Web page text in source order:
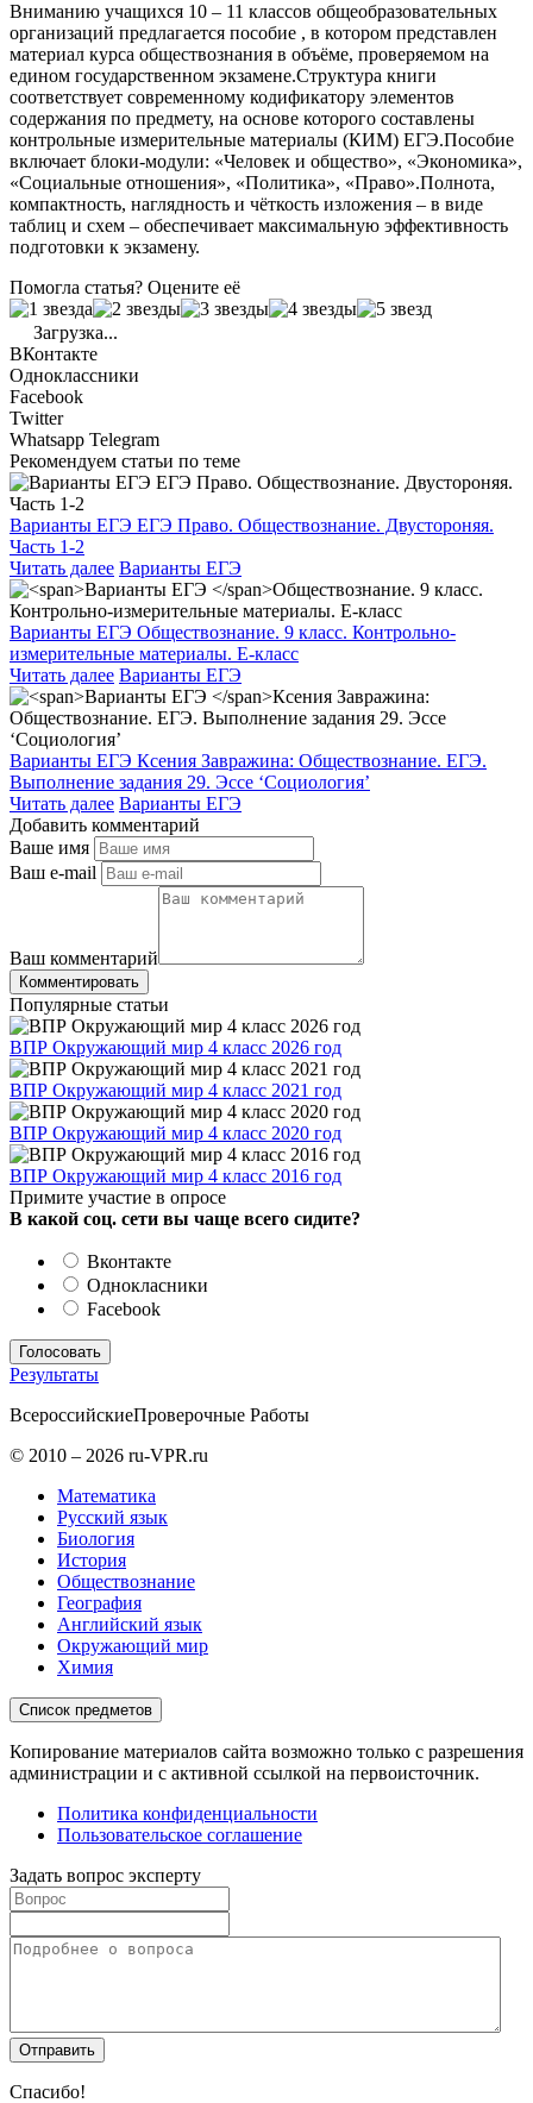
Вниманию учащихся 10 – 11 классов общеобразовательных
организаций предлагается пособие , в котором представлен
материал курса обществознания в объёме, проверяемом на
едином государственном экзамене.Структура книги
соответствует современному кодификатору элементов
содержания по предмету, на основе которого составлены
контрольные измерительные материалы (КИМ) ЕГЭ.Пособие
включает блоки-модули: «Человек и общество», «Экономика»,
«Социальные отношения», «Политика», «Право».Полнота,
компактность, наглядность и чёткость изложения – в виде
таблиц и схем – обеспечивает максимальную эффективность
подготовки к экзамену.
Помогла статья? Оцените её
Загрузка...
ВКонтакте
Одноклассники
Facebook
Twitter
Whatsapp Telegram
Рекомендуем статьи по теме
Варианты ЕГЭ ЕГЭ Право. Обществознание. Двустороняя.
Часть 1-2
Читать далее Варианты ЕГЭ
Варианты ЕГЭ Обществознание. 9 класс. Контрольно-
измерительные материалы. Е-класс
Читать далее Варианты ЕГЭ
Варианты ЕГЭ Ксения Завражина: Обществознание. ЕГЭ.
Выполнение задания 29. Эссе ‘Социология’
Читать далее Варианты ЕГЭ
Добавить комментарий
Ваше имя
Ваш e-mail
Ваш комментарий
Комментировать
Популярные статьи
ВПР Окружающий мир 4 класс 2026 год
ВПР Окружающий мир 4 класс 2021 год
ВПР Окружающий мир 4 класс 2020 год
ВПР Окружающий мир 4 класс 2016 год
Примите участие в опросе
В какой соц. сети вы чаще всего сидите?
Вконтакте
Однокласники
Facebook
Результаты
ВсероссийскиеПроверочные Работы
© 2010 – 2026 ru-VPR.ru
Математика
Русский язык
Биология
История
Обществознание
География
Английский язык
Окружающий мир
Химия
Список предметов
Копирование материалов сайта возможно только с разрешения
администрации и с активной ссылкой на первоисточник.
Политика конфиденциальности
Пользовательское соглашение
Задать вопрос эксперту
Спасибо!